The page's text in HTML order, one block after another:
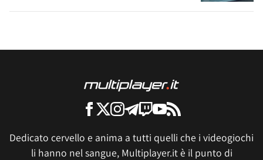
Dedicato cervello e anima a tutti quelli che i videogiochi
li hanno nel sangue, Multiplayer.it è il punto di